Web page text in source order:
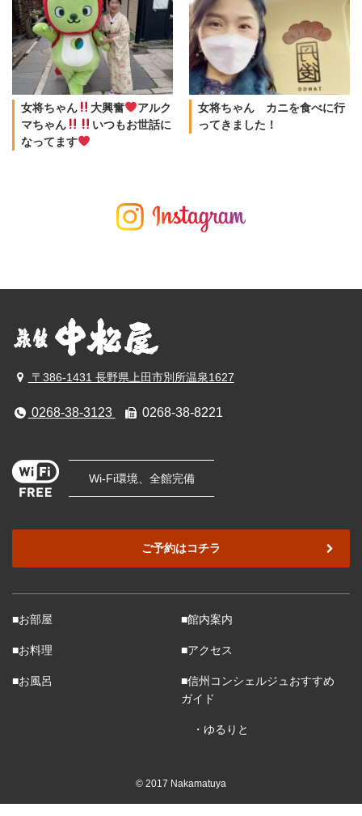
女将ちゃん 大興奮
アルク
マちゃん
いつもお世話に
なってます
女将ちゃん カニを食べに行
ってきました！
〒386-1431 長野県上田市別所温泉1627
0268-38-3123 0268-38-8221
Wi-Fi環境、全館完備
ご予約はコチラ
■お部屋
■お料理
■お風呂
■館内案内
■アクセス
■信州コンシェルジュおすすめ
ガイド
・ゆるりと
© 2017 Nakamatuya